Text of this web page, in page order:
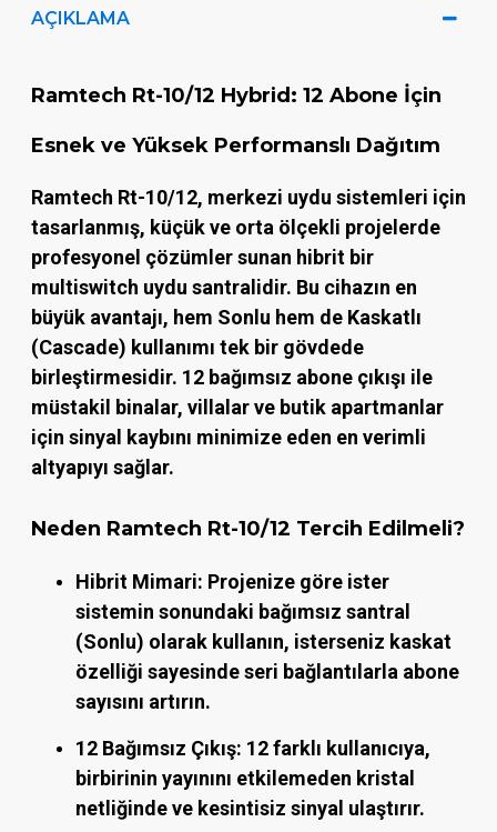
AÇIKLAMA
Ramtech Rt-10/12 Hybrid: 12 Abone İçin
Esnek ve Yüksek Performanslı Dağıtım
Ramtech Rt-10/12, merkezi uydu sistemleri için
tasarlanmış, küçük ve orta ölçekli projelerde
profesyonel çözümler sunan hibrit bir
multiswitch uydu santralidir. Bu cihazın en
büyük avantajı, hem Sonlu hem de Kaskatlı
(Cascade) kullanımı tek bir gövdede
birleştirmesidir. 12 bağımsız abone çıkışı ile
müstakil binalar, villalar ve butik apartmanlar
için sinyal kaybını minimize eden en verimli
altyapıyı sağlar.
Neden Ramtech Rt-10/12 Tercih Edilmeli?
Hibrit Mimari: Projenize göre ister
sistemin sonundaki bağımsız santral
(Sonlu) olarak kullanın, isterseniz kaskat
özelliği sayesinde seri bağlantılarla abone
sayısını artırın.
12 Bağımsız Çıkış: 12 farklı kullanıcıya,
birbirinin yayınını etkilemeden kristal
netliğinde ve kesintisiz sinyal ulaştırır.